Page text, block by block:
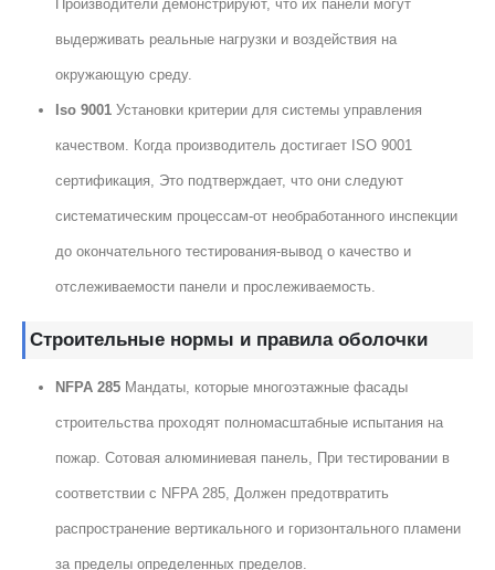
Производители демонстрируют, что их панели могут
выдерживать реальные нагрузки и воздействия на
окружающую среду.
Iso 9001Установки критерии для системы управления
качеством. Когда производитель достигает ISO 9001
сертификация, Это подтверждает, что они следуют
систематическим процессам-от необработанного инспекции
до окончательного тестирования-вывод о качество и
отслеживаемости панели и прослеживаемость.
Строительные нормы и правила оболочки
NFPA 285Мандаты, которые многоэтажные фасады
строительства проходят полномасштабные испытания на
пожар. Сотовая алюминиевая панель, При тестировании в
соответствии с NFPA 285, Должен предотвратить
распространение вертикального и горизонтального пламени
за пределы определенных пределов.